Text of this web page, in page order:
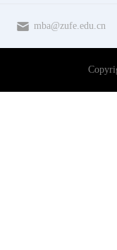
mba@zufe.edu.cn